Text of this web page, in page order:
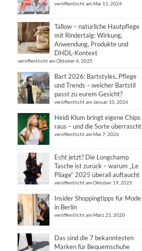
veröffentlicht am Mai 11, 2024
Tallow – natürliche Hautpflege
mit Rindertalg: Wirkung,
Anwendung, Produkte und
DHDL-Kontext
veröffentlicht am Oktober 6, 2025
Bart 2026: Bartstyles, Pflege
und Trends – welcher Bartstil
passt zu eurem Gesicht?
veröffentlicht am Januar 10, 2026
Heidi Klum bringt eigene Chips
raus – und die Sorte überrascht
veröffentlicht am Mai 7, 2026
Echt jetzt? Die Longchamp
Tasche ist zurück – warum „Le
Pliage“ 2025 überall auftaucht
veröffentlicht am Oktober 19, 2025
Insider Shoppingtipps für Mode
in Berlin
veröffentlicht am März 21, 2020
Das sind die 7 bekanntesten
Marken für Bequemschuhe